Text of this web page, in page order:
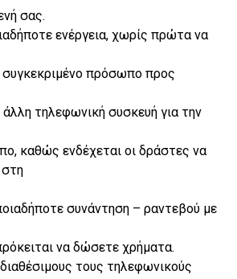
σας.
ενέργεια, χωρίς πρώτα να
πρόσωπο προς
τηλεφωνική συσκευή για την
καθώς ενδέχεται οι δράστες να
στη
συνάντηση – ραντεβού με
να δώσετε χρήματα.
τους τηλεφωνικούς